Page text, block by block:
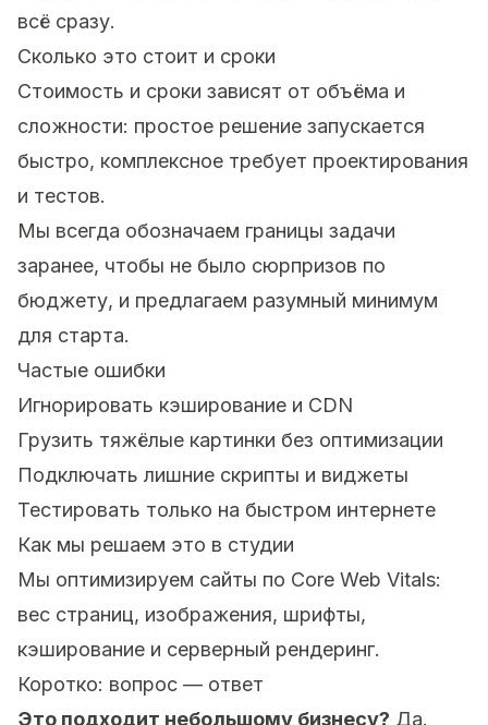
всё сразу.
Сколько это стоит и сроки
Стоимость и сроки зависят от объёма и
сложности: простое решение запускается
быстро, комплексное требует проектирования
и тестов.
Мы всегда обозначаем границы задачи
заранее, чтобы не было сюрпризов по
бюджету, и предлагаем разумный минимум
для старта.
Частые ошибки
Игнорировать кэширование и CDN
Грузить тяжёлые картинки без оптимизации
Подключать лишние скрипты и виджеты
Тестировать только на быстром интернете
Как мы решаем это в студии
Мы оптимизируем сайты по Core Web Vitals:
вес страниц, изображения, шрифты,
кэширование и серверный рендеринг.
Коротко: вопрос — ответ
Это подходит небольшому бизнесу? Да.